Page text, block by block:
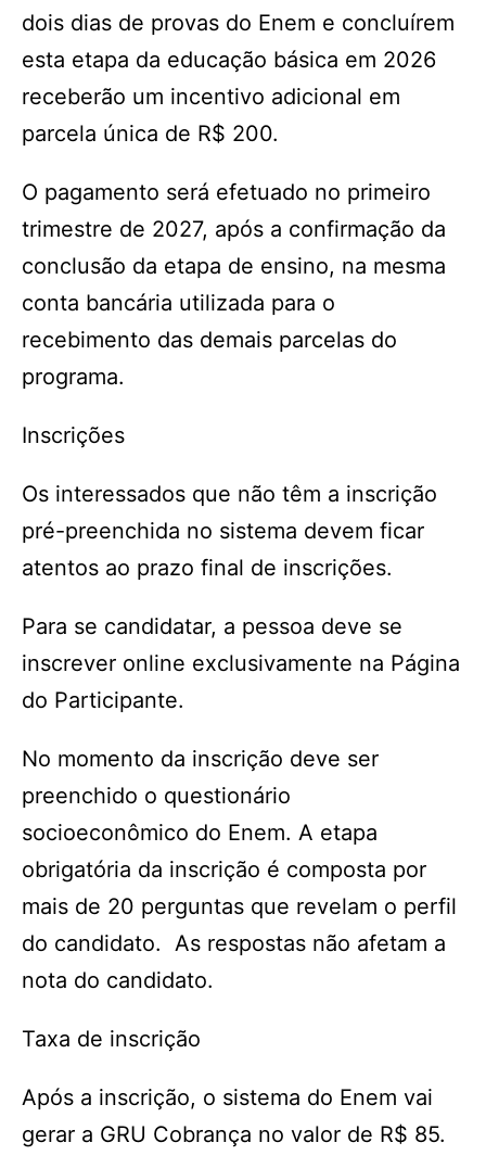
dois dias de provas do Enem e concluírem
esta etapa da educação básica em 2026
receberão um incentivo adicional em
parcela única de R$ 200.
O pagamento será efetuado no primeiro
trimestre de 2027, após a confirmação da
conclusão da etapa de ensino, na mesma
conta bancária utilizada para o
recebimento das demais parcelas do
programa.
Inscrições
Os interessados que não têm a inscrição
pré-preenchida no sistema devem ficar
atentos ao prazo final de inscrições.
Para se candidatar, a pessoa deve se
inscrever online exclusivamente na Página
do Participante.
No momento da inscrição deve ser
preenchido o questionário
socioeconômico do Enem. A etapa
obrigatória da inscrição é composta por
mais de 20 perguntas que revelam o perfil
do candidato. As respostas não afetam a
nota do candidato.
Taxa de inscrição
Após a inscrição, o sistema do Enem vai
gerar a GRU Cobrança no valor de R$ 85.